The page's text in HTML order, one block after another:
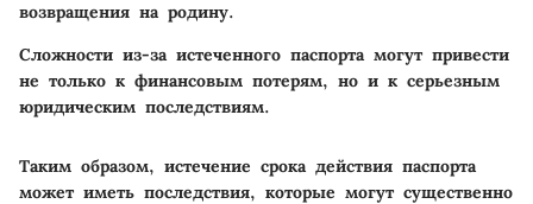
возвращения на родину.
Сложности из-за истеченного паспорта могут привести
не только к финансовым потерям, но и к серьезным
юридическим последствиям.
Таким образом, истечение срока действия паспорта
может иметь последствия, которые могут существенно